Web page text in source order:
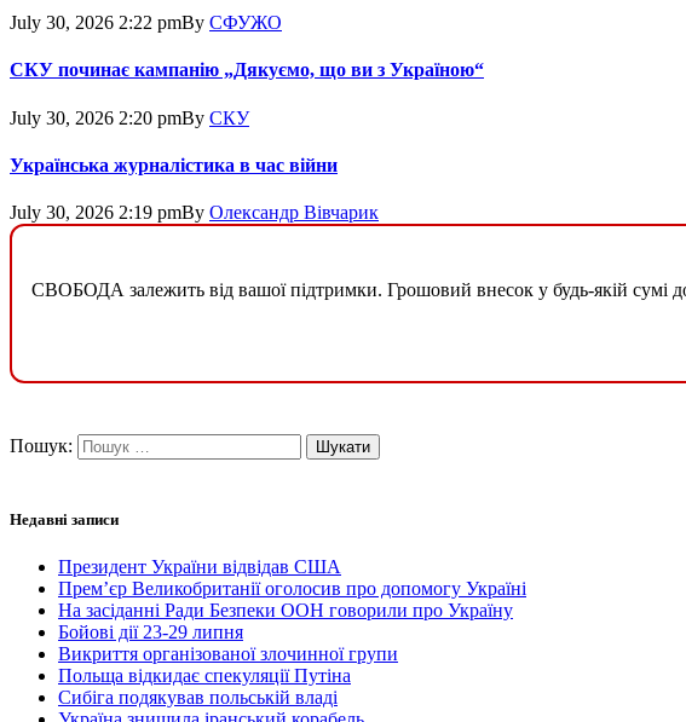
July 30, 2026 2:22 pmBy СФУЖО
СКУ починає кампанію „Дякуємо, що ви з Україною“
July 30, 2026 2:20 pmBy СКУ
Українська журналістика в час війни
July 30, 2026 2:19 pmBy Олександр Вівчарик
СВОБОДА залежить від вашої підтримки. Грошовий внесок у будь-якій сумі
Пошук:
Недавні записи
Президент України відвідав США
Прем’єр Великобританії оголосив про допомогу Україні
На засіданні Ради Безпеки ООН говорили про Україну
Бойові дії 23-29 липня
Викриття організованої злочинної групи
Польща відкидає спекуляції Путіна
Сибіга подякував польській владі